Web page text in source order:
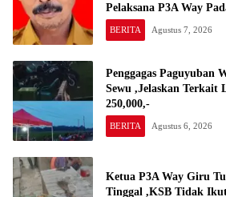
Pelaksana P3A Way
BERITA Agustus 7, 2026
Penggagas Paguyuban
Sewu ,Jelaskan Terkait
250,000,-
BERITA Agustus 6, 2026
Ketua P3A Way Giru
Tinggal ,KSB Tidak